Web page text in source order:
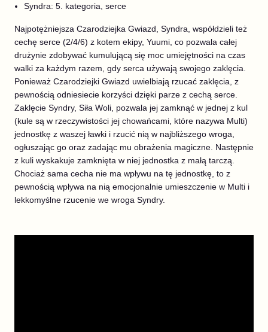
Syndra: 5. kategoria, serce
Najpotężniejsza Czarodziejka Gwiazd, Syndra, współdzieli też
cechę serce (2/4/6) z kotem ekipy, Yuumi, co pozwala całej
drużynie zdobywać kumulującą się moc umiejętności na czas
walki za każdym razem, gdy serca używają swojego zaklęcia.
Ponieważ Czarodziejki Gwiazd uwielbiają rzucać zaklęcia, z
pewnością odniesiecie korzyści dzięki parze z cechą serce.
Zaklęcie Syndry, Siła Woli, pozwala jej zamknąć w jednej z kul
(kule są w rzeczywistości jej chowańcami, które nazywa Multi)
jednostkę z waszej ławki i rzucić nią w najbliższego wroga,
ogłuszając go oraz zadając mu obrażenia magiczne. Następnie
z kuli wyskakuje zamknięta w niej jednostka z małą tarczą.
Chociaż sama cecha nie ma wpływu na tę jednostkę, to z
pewnością wpływa na nią emocjonalnie umieszczenie w Multi i
lekkomyślne rzucenie we wroga Syndry.